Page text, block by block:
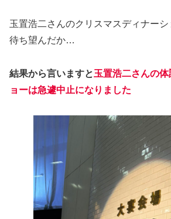
玉置浩二さんのクリスマスディナー
待ち望んだか…
結果から言いますと玉置浩二さんの
ョーは急遽中止になりました